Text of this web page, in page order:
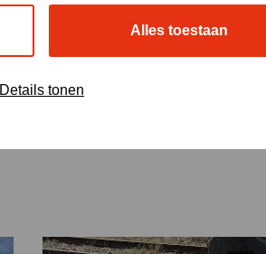
Alles toestaan
Details tonen